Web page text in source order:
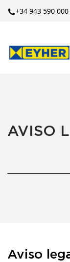
+34 943 590 000
AVISO
Aviso